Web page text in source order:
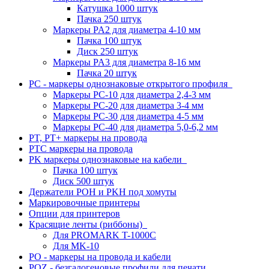
Катушка 1000 штук
Пачка 250 штук
Маркеры PA2 для диаметра 4-10 мм
Пачка 100 штук
Диск 250 штук
Маркеры PA3 для диаметра 8-16 мм
Пачка 20 штук
PC - маркеры однознаковые открытого профиля
Маркеры PC-10 для диаметра 2,4-3 мм
Маркеры PC-20 для диаметра 3-4 мм
Маркеры PC-30 для диаметра 4-5 мм
Маркеры PC-40 для диаметра 5,0-6,2 мм
PT, PT+ маркеры на провода
PTC маркеры на провода
PK маркеры однознаковые на кабели
Пачка 100 штук
Диск 500 штук
Держатели POH и PKH под хомуты
Маркировочные принтеры
Опции для принтеров
Красящие ленты (риббоны)
Для PROMARK T-1000C
Для MK-10
PO - маркеры на провода и кабели